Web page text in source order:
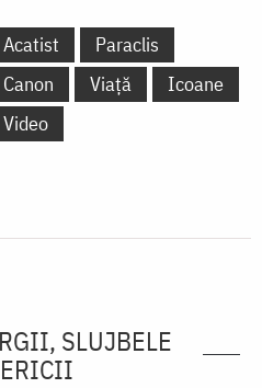
Acatist
Paraclis
Canon
Viață
Icoane
Video
SLUJBELE